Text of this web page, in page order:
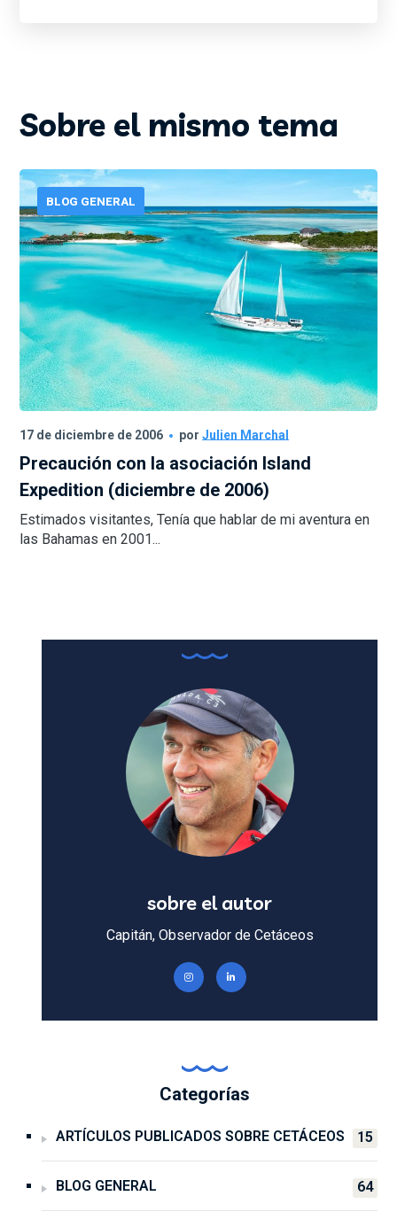
Sobre el mismo tema
BLOG GENERAL
17 de diciembre de 2006 porJulien Marchal
Precaución con la asociación Island
Expedition (diciembre de 2006)
Estimados visitantes, Tenía que hablar de mi aventura en
las Bahamas en 2001...
sobre el autor
Capitán, Observador de Cetáceos
Categorías
ARTÍCULOS PUBLICADOS SOBRE CETÁCEOS 15
BLOG GENERAL 64